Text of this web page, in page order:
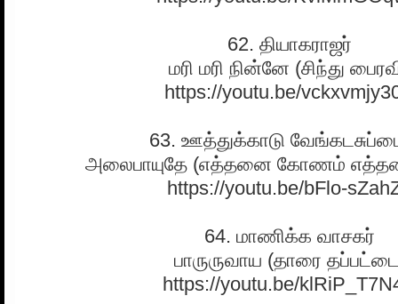
62. தியாகராஜர்
மரி மரி நின்னே (சிந்து
https://youtu.be/
63. ஊத்துக்காடு
அலைபாயுதே (எத்தனை கோணம்
https://youtu.be/bFlo-
64. மாணிக்க வாசகர்
பாருருவாய (தாரை
https://youtu.be/